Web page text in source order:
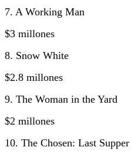
7. A Working Man
$3 millones
8. Snow White
$2.8 millones
9. The Woman in the Yard
$2 millones
10. The Chosen: Last